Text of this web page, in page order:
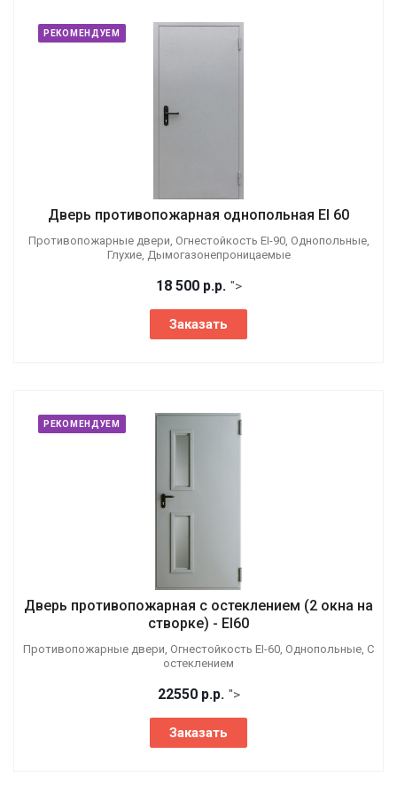
РЕКОМЕНДУЕМ
Дверь противопожарная однопольная EI 60
Противопожарные двери, Огнестойкость EI-90, Однопольные,
Глухие, Дымогазонепроницаемые
18 500 р.р. ">
Заказать
РЕКОМЕНДУЕМ
Дверь противопожарная с остеклением (2 окна на
створке) - EI60
Противопожарные двери, Огнестойкость EI-60, Однопольные, С
остеклением
22550 р.р. ">
Заказать